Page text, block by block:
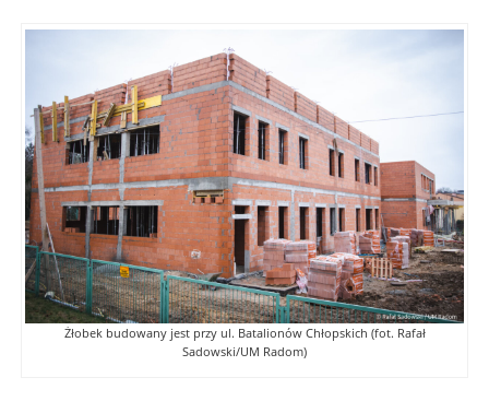
Żłobek budowany jest przy ul. Batalionów Chłopskich (fot. Rafał
Sadowski/UM Radom)